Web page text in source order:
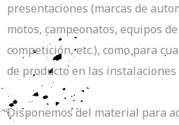
presentaciones (marcas de
motos, campeonatos, equipos de
competición, etc.), como para
de producto en las
Disponemos del material para